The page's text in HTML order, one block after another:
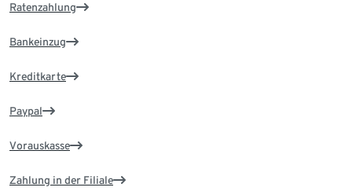
Ratenzahlung
Bankeinzug
Kreditkarte
Paypal
Vorauskasse
Zahlung in der Filiale